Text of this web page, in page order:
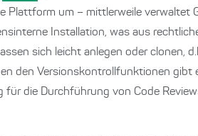
Plattform um – mittlerweile
Installation, was aus
sich leicht anlegen oder clonen,
den Versionskontrollfunktionen
für die Durchführung von Code